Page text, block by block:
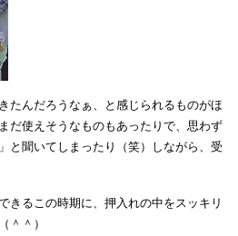
たんだろうなぁ、と感じられるものがほ
だ使えそうなものもあったりで、思わず
と聞いてしまったり（笑）しながら、受
きるこの時期に、押入れの中をスッキリ
＾＾）